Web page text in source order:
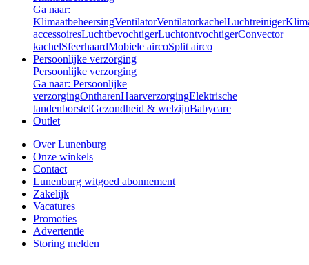
Ga naar:
KlimaatbeheersingVentilatorVentilatorkachelLuchtreiniger
accessoiresLuchtbevochtigerLuchtontvochtigerConvector
kachelSfeerhaardMobiele aircoSplit airco
Persoonlijke verzorging
Persoonlijke verzorging
Ga naar: Persoonlijke
verzorgingOntharenHaarverzorgingElektrische
tandenborstelGezondheid & welzijnBabycare
Outlet
Over Lunenburg
Onze winkels
Contact
Lunenburg witgoed abonnement
Zakelijk
Vacatures
Promoties
Advertentie
Storing melden